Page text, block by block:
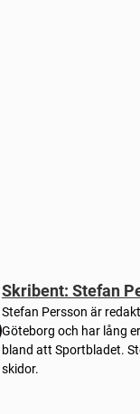
Skribent: Stefan
Stefan Persson är
Göteborg och har lång
bland att Sportbladet.
skidor.